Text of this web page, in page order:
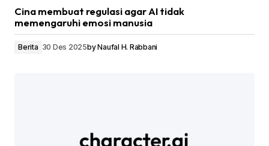
Cina membuat regulasi agar AI tidak
memengaruhi emosi manusia
Berita 30 Des 2025byNaufal H. Rabbani